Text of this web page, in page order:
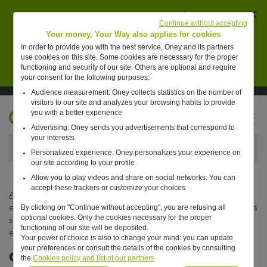
pour des collaborateurs de Oney pour vendre de
faux placements financiers.
En savoir plus
Suivre Oney sur LinkedIn
Suivre Oney sur YouTubeVoir les articles #oneday
Retour à l'accueil ?
Actualités
européenne sur les habitudes de paiement : 6 consommateurs
sur 10 utilisent le paiement fractionné, en France, en Espagne,
en Pologne et au Portugal
Oney présente son étude
Your money, Your Way also applies for cookies
In order to provide you with the best service, Oney and its partners
use cookies on this site. Some cookies are necessary for the proper
functioning and security of our site. Others are optional and require
your consent for the following purposes:
Audience measurement: Oney collects statistics on the number of
visitors to our site and analyzes your browsing habits to provide
you with a better experience
Advertising: Oney sends you advertisements that correspond to
your interests
Personalized experience: Oney personalizes your experience on
our site according to your profile
Allow you to play videos and share on social networks. You can
accept these trackers or customize your choices
By clicking on "Continue without accepting", you are refusing all
optional cookies. Only the cookies necessary for the proper
functioning of our site will be deposited.
Your power of choice is also to change your mind: you can update
your preferences or consult the details of the cookies by consulting
theCookies policy and list of our partners
Continue without accepting